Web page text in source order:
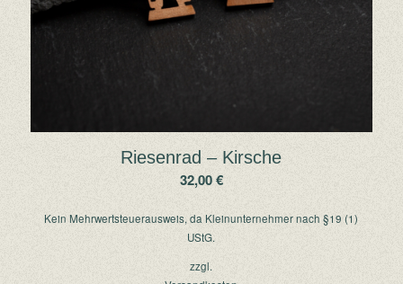
Riesenrad – Kirsche
32,00€
Kein Mehrwertsteuerausweis, da Kleinunternehmer nach §19 (1)
UStG.
zzgl.